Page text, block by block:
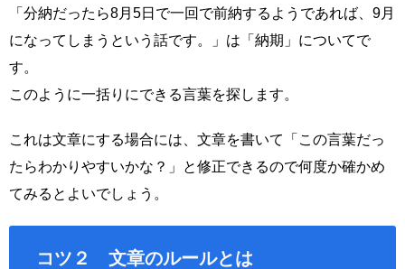
「分納だったら8月5日で一回で前納するようであれば、9月
になってしまうという話です。」は「納期」についてで
す。
このように一括りにできる言葉を探します。
これは文章にする場合には、文章を書いて「この言葉だっ
たらわかりやすいかな？」と修正できるので何度か確かめ
てみるとよいでしょう。
コツ２ 文章のルールとは